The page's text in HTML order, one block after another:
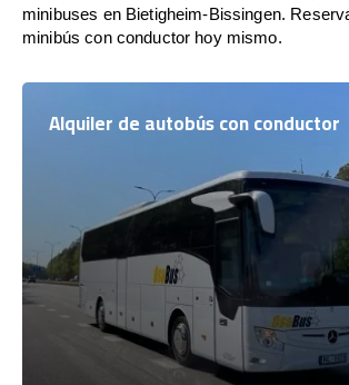
minibuses en Bietigheim-Bissingen.
minibús con conductor hoy mismo.
Alquiler de autobús con conductor